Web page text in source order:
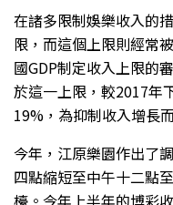
在諸多限制娛樂收入的
限，而這個上限則經常
國GDP制定收入上限的
於這一上限，較2017年
19%，為抑制收入增長
今年，江原樂園作出了
四點縮短至中午十二點